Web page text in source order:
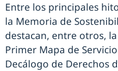
Entre los principales
la Memoria de
destacan, entre otros,
Primer Mapa de
Decálogo de Derechos